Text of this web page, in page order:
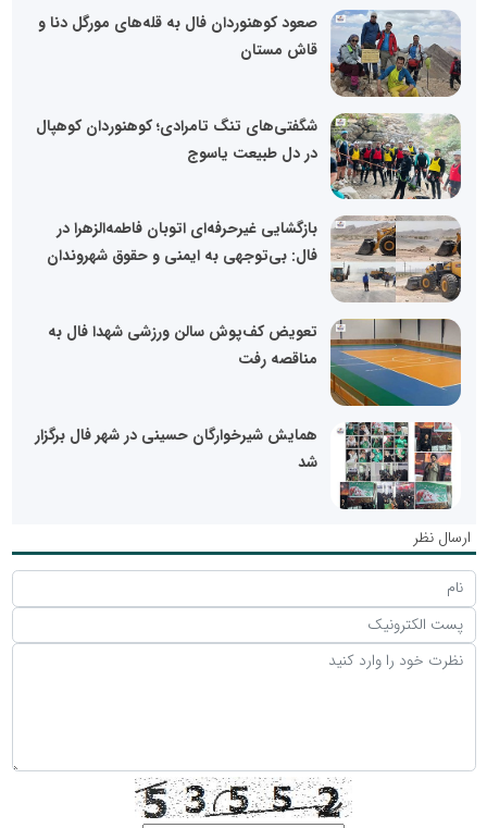
صعود کوهنوردان فال به قله‌های مورگل دنا و
قاش مستان
شگفتی‌های تنگ تامرادی؛ کوهنوردان کوهپال
در دل طبیعت یاسوج
بازگشایی غیرحرفه‌ای اتوبان فاطمه‌الزهرا در
فال: بی‌توجهی به ایمنی و حقوق شهروندان
تعویض کف‌پوش سالن ورزشی شهدا فال به
مناقصه رفت
همایش شیرخوارگان حسینی در شهر فال برگزار
شد
ارسال نظر